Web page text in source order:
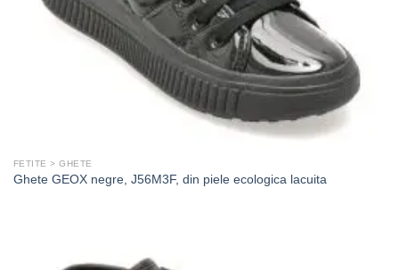
FETITE > GHETE
Ghete GEOX negre, J56M3F, din piele ecologica lacuita